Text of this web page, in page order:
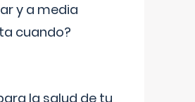
y a media
cuando?
la salud de tu